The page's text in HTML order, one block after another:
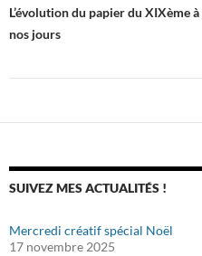
des
articles
L’évolution du papier du XIXème à
nos jours
SUIVEZ MES ACTUALITÉS !
Mercredi créatif spécial Noël
17 novembre 2025